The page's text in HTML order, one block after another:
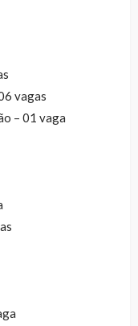
vagas
– 01 vaga